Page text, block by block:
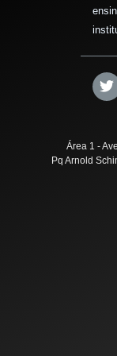
Área 1 -
Pq Arnold